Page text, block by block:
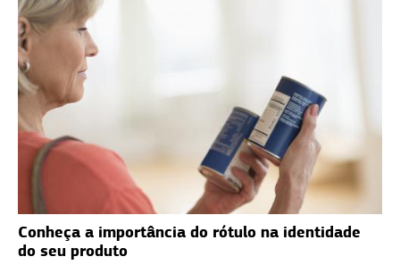
Conheça a importância do rótulo na identidade
do seu produto